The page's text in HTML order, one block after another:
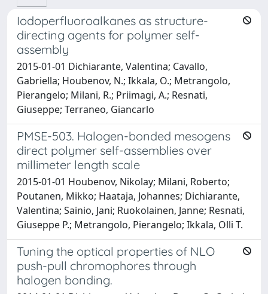
Iodoperfluoroalkanes as structure-
directing agents for polymer self-
assembly
2015-01-01 Dichiarante, Valentina; Cavallo,
Gabriella; Houbenov, N.; Ikkala, O.; Metrangolo,
Pierangelo; Milani, R.; Priimagi, A.; Resnati,
Giuseppe; Terraneo, Giancarlo
PMSE-503. Halogen-bonded mesogens
direct polymer self-assemblies over
millimeter length scale
2015-01-01 Houbenov, Nikolay; Milani, Roberto;
Poutanen, Mikko; Haataja, Johannes; Dichiarante,
Valentina; Sainio, Jani; Ruokolainen, Janne; Resnati,
Giuseppe P.; Metrangolo, Pierangelo; Ikkala, Olli T.
Tuning the optical properties of NLO
push-pull chromophores through
halogen bonding.